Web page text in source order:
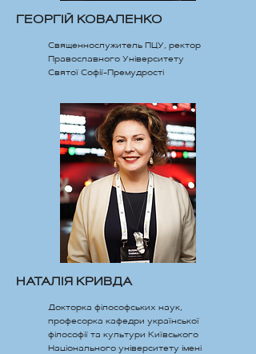
ГЕОРГІЙ КОВАЛЕНКО
Священнослужитель ПЦУ, ректор
Православного Університету
Святої Софії-Премудрості
НАТАЛІЯ КРИВДА
Докторка філософських наук,
професорка кафедри української
філософії та культури Київського
Національного університету імені